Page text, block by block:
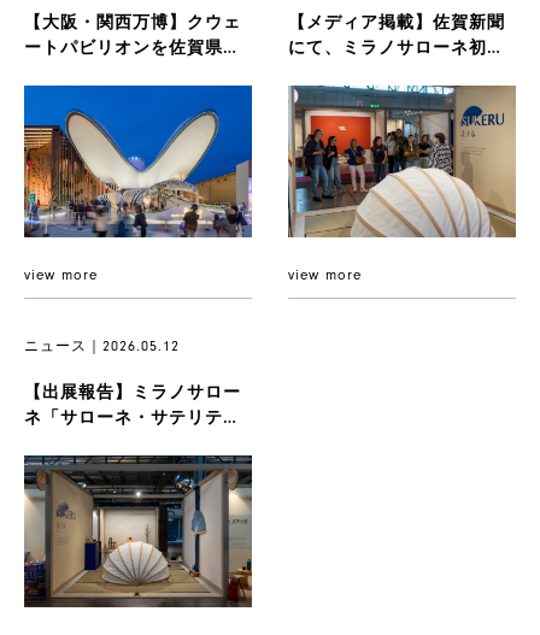
【大阪・関西万博】クウェ
ートパビリオンを佐賀県へ
view more
【メディア掲載】佐賀新聞
にて、ミラノサローネ初出
紹...
view more
ニュース｜2026.05.12
【出展報告】ミラノサロー
ネ「サローネ・サテリテ
ダクト...